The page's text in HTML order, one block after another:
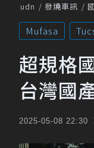
udn 發燒車訊
Mufasa
超規格
台灣國
2025-05-08 22:30